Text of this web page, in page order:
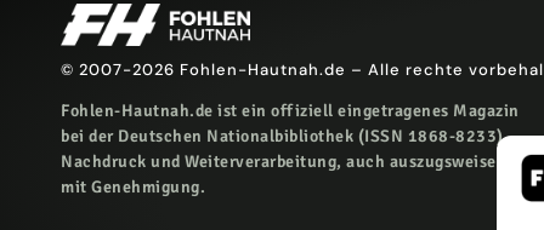
© 2007-2026 Fohlen-Hautnah.de – Alle rechte
Fohlen-Hautnah.de ist ein offiziell eingetragenes Magazin
bei der Deutschen Nationalbibliothek (ISSN 1868-8233).
Nachdruck und Weiterverarbeitung, auch auszugsweise, nur
mit Genehmigung.